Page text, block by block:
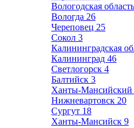
Вологодская область
Вологда 26
Череповец 25
Сокол 3
Калининградская
Калининград 46
Светлогорск 4
Балтийск 3
Ханты-Мансийский
Нижневартовск 20
Сургут 18
Ханты-Мансийск 9